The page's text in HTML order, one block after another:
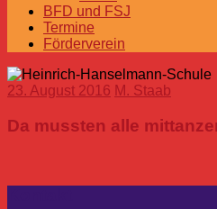
BFD und FSJ
Termine
Förderverein
23. August 2016 M. Staab
Da mussten alle